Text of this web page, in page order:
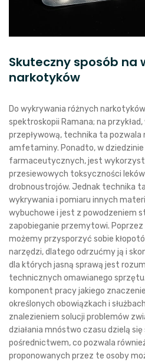
Skuteczny sposób na
narkotyków
Do wykrywania różnych
spektroskopii Ramana; na
przepływową, technika ta pozwala
amfetaminy. Ponadto, w
farmaceutycznych, jest
przesiewowych toksyczności
drobnoustrojów. Jednak technika
wykrywania i pomiaru innych
wybuchowe i jest z powodzeniem
zapobieganie przemytowi.
możemy przysporzyć sobie
narzędzi, dlatego odrzućmy ją i
dla których jasną sprawą jest
technicznych omawianego
komponent pracy jakiego
określonych obowiązkach i
znalezieniem solucji problemów
działania mnóstwo czasu dzielą
pośrednictwem, co pozwala
proponowanych przez te osoby